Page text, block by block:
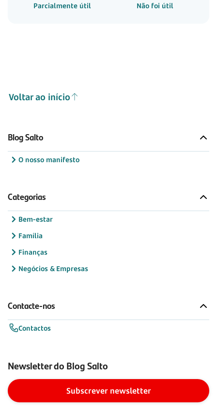
Parcialmente útil Não foi útil
Voltar ao início
Blog Salto
O nosso manifesto
Categorias
Bem-estar
Família
Finanças
Negócios & Empresas
Contacte-nos
Contactos
Newsletter do Blog Salto
Subscrever newsletter